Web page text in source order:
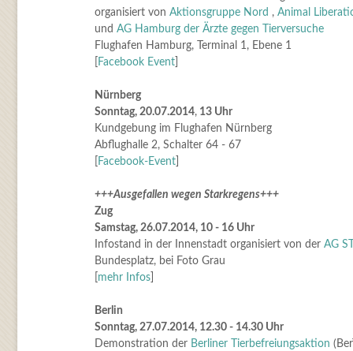
organisiert von Aktionsgruppe Nord , Animal
und AG Hamburg der Ärzte gegen Tierversuche
Flughafen Hamburg, Terminal 1, Ebene 1
Facebook Event]
Nürnberg
Sonntag, 20.07.2014,13 Uhr
Kundgebung im Flughafen Nürnberg
Abflughalle 2, Schalter 64 - 67
Facebook-Event]
+++Ausgefallen wegen Starkregens+++
Zug
Samstag, 26.07.2014, 10 - 16 Uhr
Infostand in der Innenstadt organisiert von der AG
Bundesplatz, bei Foto Grau
mehr Infos]
Berlin
Sonntag, 27.07.2014, 12.30 - 14.30 Uhr
Demonstration der Berliner Tierbefreiungsaktion